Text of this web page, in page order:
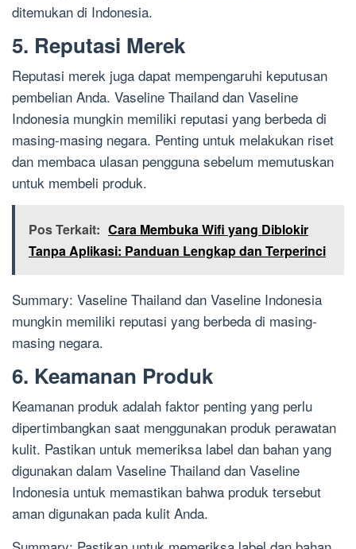
ditemukan di Indonesia.
5. Reputasi Merek
Reputasi merek juga dapat mempengaruhi keputusan
pembelian Anda. Vaseline Thailand dan Vaseline
Indonesia mungkin memiliki reputasi yang berbeda di
masing-masing negara. Penting untuk melakukan riset
dan membaca ulasan pengguna sebelum memutuskan
untuk membeli produk.
Pos Terkait: Cara Membuka Wifi yang Diblokir
Tanpa Aplikasi: Panduan Lengkap dan Terperinci
Summary: Vaseline Thailand dan Vaseline Indonesia
mungkin memiliki reputasi yang berbeda di masing-
masing negara.
6. Keamanan Produk
Keamanan produk adalah faktor penting yang perlu
dipertimbangkan saat menggunakan produk perawatan
kulit. Pastikan untuk memeriksa label dan bahan yang
digunakan dalam Vaseline Thailand dan Vaseline
Indonesia untuk memastikan bahwa produk tersebut
aman digunakan pada kulit Anda.